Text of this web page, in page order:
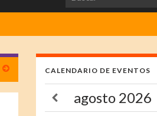
CALENDARIO DE EVENTOS
agosto 2026